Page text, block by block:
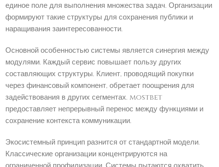
единое поле для выполнения множества задач. Организации
формируют такие структуры для сохранения публики и
наращивания заинтересованности.
Основной особенностью системы является синергия между
модулями. Каждый сервис повышает пользу других
составляющих структуры. Клиент, проводящий покупки
через финансовый компонент, обретает поощрения для
задействования в других сегментах. mostbet
предоставляет непрерывный перенос между функциями и
сохранение контекста коммуникации.
Экосистемный принцип разнится от стандартной модели.
Классические организации концентрируются на